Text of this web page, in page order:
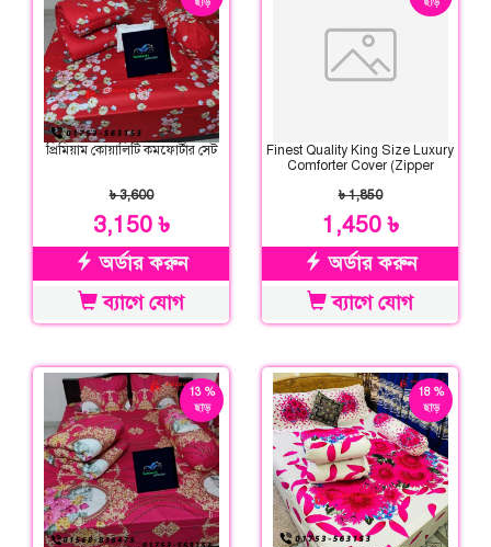
প্রিমিয়াম কোয়ালিটি কমফোর্টার সেট
৳ 3,600
3,150 ৳
অর্ডার করুন
ব্যাগে যোগ
Finest Quality King Size Luxury
Comforter Cover (Zipper
৳ 1,850
1,450 ৳
অর্ডার করুন
ব্যাগে যোগ
13 %
ছাড়
18 %
ছাড়